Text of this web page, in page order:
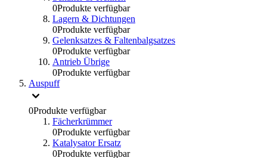
0Produkte verfügbar
Lagern & Dichtungen
0Produkte verfügbar
Gelenksatzes & Faltenbalgsatzes
0Produkte verfügbar
Antrieb Übrige
0Produkte verfügbar
Auspuff
0Produkte verfügbar
Fächerkrümmer
0Produkte verfügbar
Katalysator Ersatz
0Produkte verfügbar